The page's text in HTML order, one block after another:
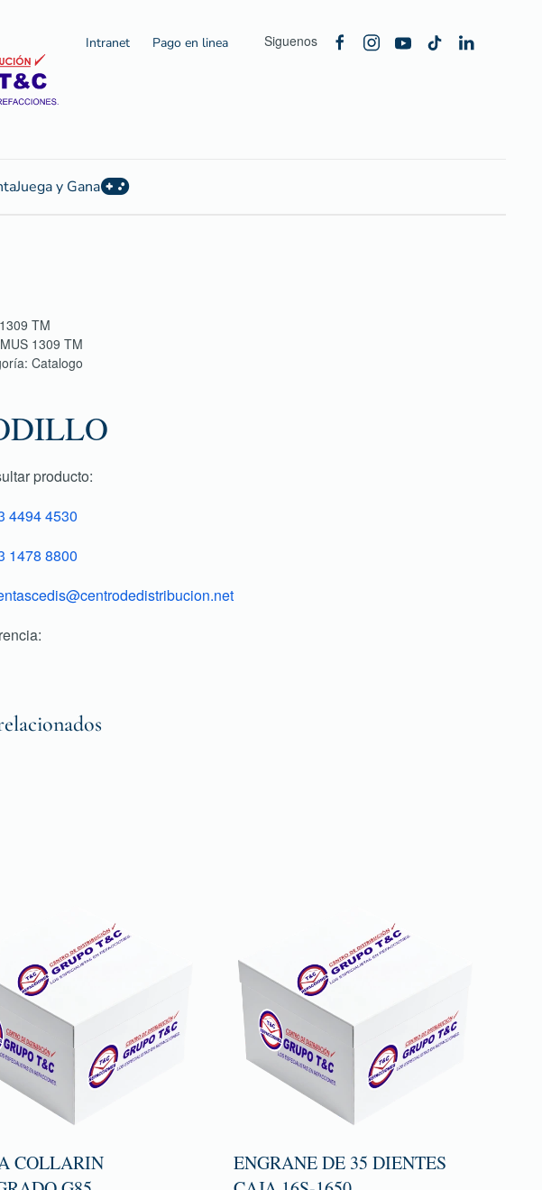
Intranet Pago en linea Siguenos
Juega y Gana
TM
MUS 1309 TM
Catalogo
producto:
4494 4530
1478 8800
COLLARIN
ENGRANE DE 35 DIENTES